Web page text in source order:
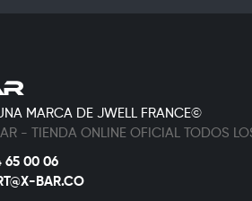
MARCA DE JWELL FRANCE©
- TIENDA ONLINE OFICIAL TODOS
65 00 06
BAR.CO